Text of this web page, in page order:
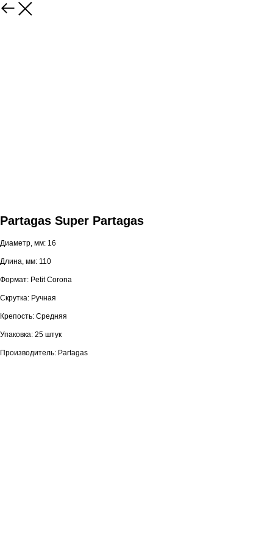
Partagas Super Partagas
Диаметр, мм: 16
Длина, мм: 110
Формат: Petit Corona
Скрутка: Ручная
Крепость: Средняя
Упаковка: 25 штук
Производитель: Partagas